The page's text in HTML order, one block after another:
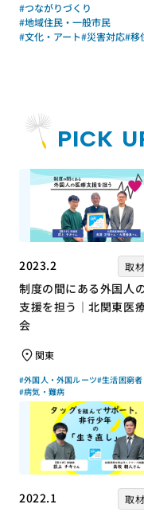
PICK
2023.2 取
制度の間にある外国人
支援を担う｜北関東医
会
関東
#外国人・外国ルーツ#生活困窮者
#病気・難病
2022.1 取
#つながりづくり
#地域住民・一般市民
#文化・アート#災害対応#移